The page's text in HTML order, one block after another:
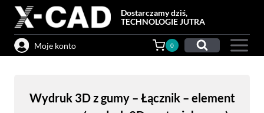
Przejdź
treści
Dostarczamy dziś,
TECHNOLOGIE JUTRA
Moje konto 0
Wydruk 3D z gumy – Łącznik – element